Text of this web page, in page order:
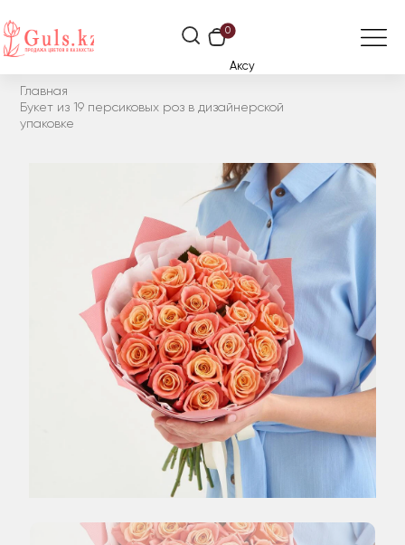
0
Аксу
Главная
Букет из 19 персиковых роз в дизайнерской
упаковке